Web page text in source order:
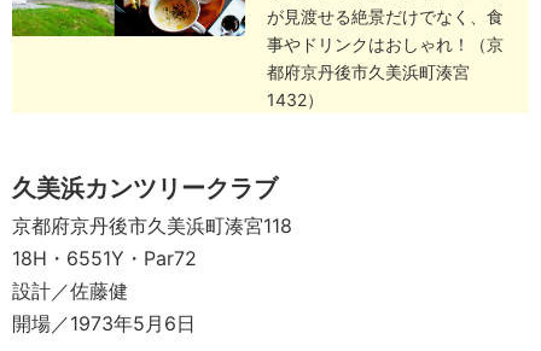
が見渡せる絶景だけでなく、食
事やドリンクはおしゃれ！（京
都府京丹後市久美浜町湊宮
1432）
久美浜カンツリークラブ
京都府京丹後市久美浜町湊宮118
18H・6551Y・Par72
設計／佐藤健
開場／1973年5月6日